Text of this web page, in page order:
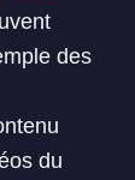
des
du